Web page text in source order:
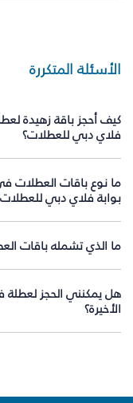
الأسئلة المتكررة
كيف أحجز باقة زهيدة
فلاي دبي للعطلات؟
ما نوع باقات العطلات
بوابة فلاي دبي
ما الذي تشمله باقات
هل يمكنني الحجز لعطلة
الأخيرة؟